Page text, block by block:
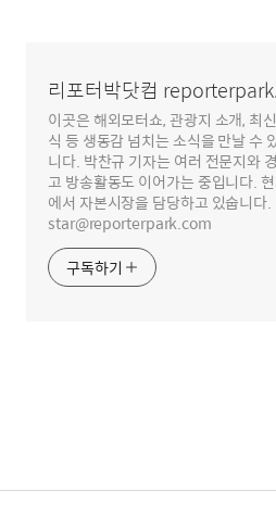
리포터박닷컴
이곳은 해외모터쇼, 관광지 소개, 최
식 등 생동감 넘치는 소식을 만날 수
니다. 박찬규 기자는 여러 전문지와
고 방송활동도 이어가는 중입니다.
에서 자본시장을 담당하고 있숩니다
star@reporterpark.com
구독하기